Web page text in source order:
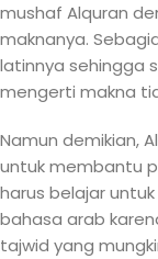
mushaf Alquran
maknanya.
latinnya sehingga
mengerti makna
Namun demikian,
untuk membantu
harus belajar
bahasa arab
tajwid yang